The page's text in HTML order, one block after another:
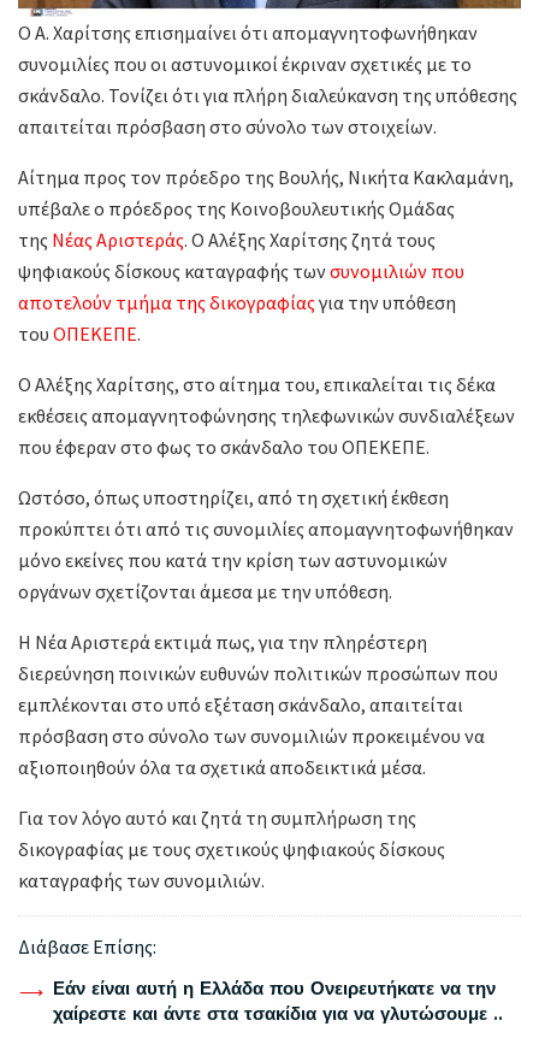
Ο Α. Χαρίτσης επισημαίνει ότι απομαγνητοφωνήθηκαν
συνομιλίες που οι αστυνομικοί έκριναν σχετικές με το
σκάνδαλο. Τονίζει ότι για πλήρη διαλεύκανση της υπόθεσης
απαιτείται πρόσβαση στο σύνολο των στοιχείων.
Αίτημα προς τον πρόεδρο της Βουλής, Νικήτα Κακλαμάνη,
υπέβαλε ο πρόεδρος της Κοινοβουλευτικής Ομάδας
της Νέας Αριστεράς. Ο Αλέξης Χαρίτσης ζητά τους
ψηφιακούς δίσκους καταγραφής τωνσυνομιλιών που
αποτελούν τμήμα της δικογραφίαςγια την υπόθεση
του ΟΠΕΚΕΠΕ.
Ο Αλέξης Χαρίτσης, στο αίτημα του, επικαλείται τις δέκα
εκθέσεις απομαγνητοφώνησης τηλεφωνικών συνδιαλέξεων
που έφεραν στο φως το σκάνδαλο του ΟΠΕΚΕΠΕ.
Ωστόσο, όπως υποστηρίζει, από τη σχετική έκθεση
προκύπτει ότι από τις συνομιλίες απομαγνητοφωνήθηκαν
μόνο εκείνες που κατά την κρίση των αστυνομικών
οργάνων σχετίζονται άμεσα με την υπόθεση.
Η Νέα Αριστερά εκτιμά πως, για την πληρέστερη
διερεύνηση ποινικών ευθυνών πολιτικών προσώπων που
εμπλέκονται στο υπό εξέταση σκάνδαλο, απαιτείται
πρόσβαση στο σύνολο των συνομιλιών προκειμένου να
αξιοποιηθούν όλα τα σχετικά αποδεικτικά μέσα.
Για τον λόγο αυτό και ζητά τη συμπλήρωση της
δικογραφίας με τους σχετικούς ψηφιακούς δίσκους
καταγραφής των συνομιλιών.
Διάβασε Επίσης:
Εάν είναι αυτή η Ελλάδα που Ονειρευτήκατε να την
χαίρεστε και άντε στα τσακίδια για να γλυτώσουμε ..